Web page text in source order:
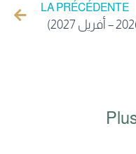
LA PRÉCÉDENTE